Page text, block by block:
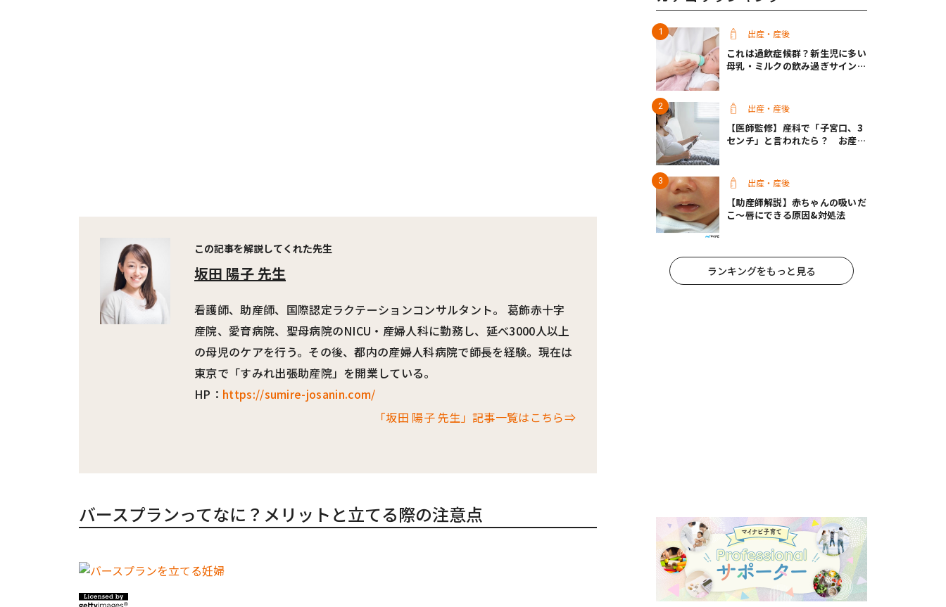
この記事を解説してくれた先生
坂田 陽子 先生
看護師、助産師、国際認定ラクテーションコンサルタント。 葛飾赤十字
産院、愛育病院、聖母病院のNICU・産婦人科に勤務し、延べ3000人以上
の母児のケアを行う。その後、都内の産婦人科病院で師長を経験。現在は
東京で「すみれ出張助産院」を開業している。
HP： https://sumire-josanin.com/
「坂田 陽子 先生」記事一覧はこちら⇒
バースプランってなに？メリットと立てる際の注意点
出産・産後
これは過飲症候群？新生児に多い
母乳・ミルクの飲み過ぎサインと
出産・産後
【医師監修】産科で「子宮口、3
センチ」と言われたら？ お産は
出産・産後
【助産師解説】赤ちゃんの吸いだ
こ〜唇にできる原因&対処法
ランキングをもっと見る